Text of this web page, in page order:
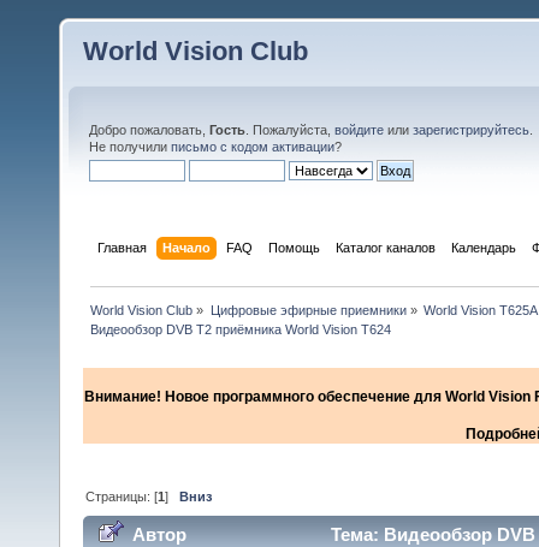
World Vision Club
Добро пожаловать, Гость . Пожалуйста, войдите или зарегистрируйтесь
Не получили письмо с кодом активации?
Главная Начало FAQ Помощь Каталог каналов Календарь
World Vision Club » Цифровые эфирные приемники» World Vision
Видеообзор DVB T2 приёмника World Vision T624
Внимание! Новое программного обеспечение для World
Страницы: [1]Вниз
Автор Тема: Видеообзор